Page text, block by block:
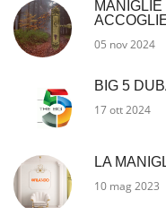
05 nov 2024
BIG 5
17 ott 2024
LA
10 mag 2023